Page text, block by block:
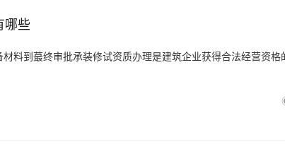
哪些
料到蕞终审批承装修试资质办理是建筑企业获得合法经营资格